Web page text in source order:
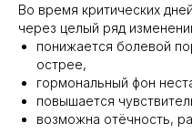
Во время критических
через целый ряд
понижается болевой
острее,
гормональный фон
повышается
возможна отёчность,